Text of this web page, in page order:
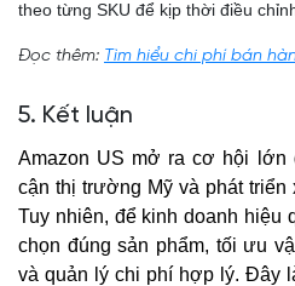
theo từng SKU để kịp thời điều
Đọc thêm: Tìm hiểu chi phí bán
5. Kết luận
Amazon US mở ra cơ hội lớn
cận thị trường Mỹ và phát
Tuy nhiên, để kinh doanh hiệu
chọn đúng sản phẩm, tối ưu
và quản lý chi phí hợp lý. Đây